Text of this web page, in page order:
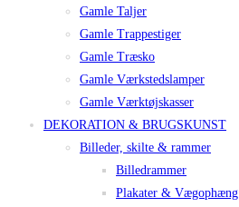
Gamle Taljer
Gamle Trappestiger
Gamle Træsko
Gamle Værkstedslamper
Gamle Værktøjskasser
DEKORATION & BRUGSKUNST
Billeder, skilte & rammer
Billedrammer
Plakater & Vægophæng